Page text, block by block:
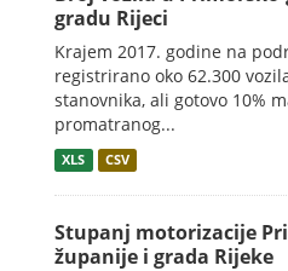
gradu Rijeci
Krajem 2017. godine na
registrirano oko 62.300
stanovnika, ali gotovo 10%
promatranog...
XLS CSV
Stupanj motorizacije
županije i grada Rijeke